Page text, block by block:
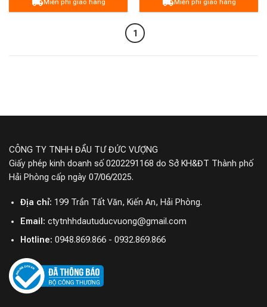
Miễn phí giao hàng Miễn phí giao hàng
1
CÔNG TY TNHH ĐẦU TƯ ĐỨC VƯỢNG
Giấy phép kinh doanh số 0202291168 do Sở KH&ĐT Thành phố
Hải Phòng cấp ngày 07/06/2025.
Địa chỉ: 199 Trần Tất Văn, Kiến An, Hải Phòng.
Email: ctytnhhdautuducvuong@gmail.com
Hotline: 0948.869.866 - 0932.869.866